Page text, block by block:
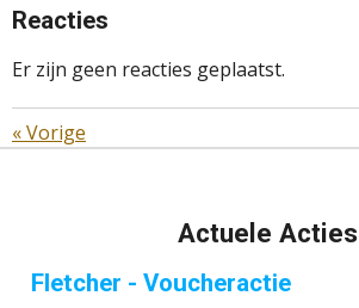
Reacties
Er zijn geen reacties geplaatst.
«Vorige
Actuele Acties
Fletcher - Voucheractie